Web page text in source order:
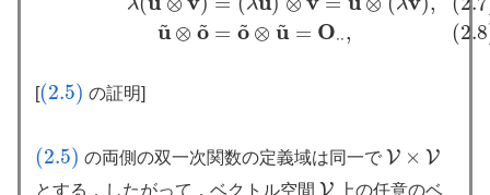
λ
u
~ ⊗ o
~
λ λ
= o
~ ⊗ u
~ = O⋅⋅,
[(2.5)
(2.5) の証明]
(2.5)
(2.5) の両側の双一次関数の定義域は同一で V × V
V× V
とする．したがって，ベクトル空間 V
V上の任意のベ